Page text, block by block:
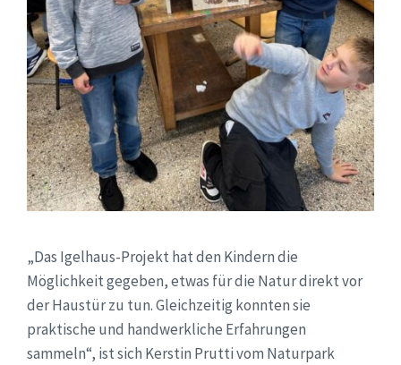
„Das Igelhaus-Projekt hat den Kindern die
Möglichkeit gegeben, etwas für die Natur direkt vor
der Haustür zu tun. Gleichzeitig konnten sie
praktische und handwerkliche Erfahrungen
sammeln“, ist sich Kerstin Prutti vom Naturpark